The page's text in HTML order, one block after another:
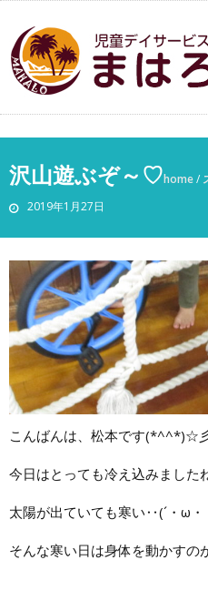
沢山遊ぶぞ～♡
2019年1月27日
home/
こんばんは、松本です(*^^*)☆
今日はとっても冷え込みましたね
太陽が出ていても寒い‥(´・ω・
そんな寒い日は身体を動かすの